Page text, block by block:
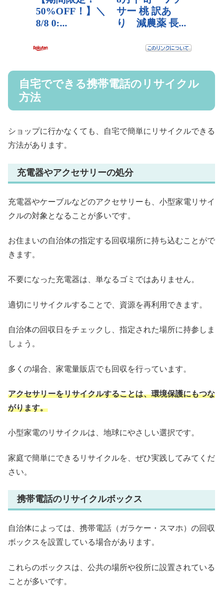
自宅でできる携帯電話のリサイクル
方法
ショップに行かなくても、自宅で簡単にリサイクルできる
方法があります。
充電器やアクセサリーの処分
充電器やケーブルなどのアクセサリーも、小型家電リサイ
クルの対象となることが多いです。
お住まいの自治体の指定する回収場所に持ち込むことがで
きます。
不要になった充電器は、単なるゴミではありません。
適切にリサイクルすることで、資源を再利用できます。
自治体の回収日をチェックし、指定された場所に持参しま
しょう。
多くの場合、家電量販店でも回収を行っています。
アクセサリーをリサイクルすることは、環境保護にもつな
がります。
小型家電のリサイクルは、地球にやさしい選択です。
家庭で簡単にできるリサイクルを、ぜひ実践してみてくだ
さい。
携帯電話のリサイクルボックス
自治体によっては、携帯電話（ガラケー・スマホ）の回収
ボックスを設置している場合があります。
これらのボックスは、公共の場所や役所に設置されている
ことが多いです。